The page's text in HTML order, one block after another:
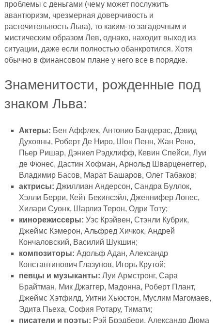
проблемы с деньгами (чему может послужить
авантюризм, чрезмерная доверчивость и
расточительность Льва), то каким-то загадочным и
мистическим образом Лев, однако, находит выход из
ситуации, даже если полностью обанкротился. Хотя
обычно в финансовом плане у него все в порядке.
Знаменитости, рожденные под
знаком Льва:
Актеры: Бен Аффлек, Антонио Бандерас, Дэвид
Духовны, Роберт Де Ниро, Шон Пенн, Жан Рено,
Пьер Ришар, Дэниел Рэдклифф, Кевин Спейси, Луи
де Фюнес, Дастин Хофман, Арнольд Шварценеггер,
Владимир Басов, Марат Башаров, Олег Табаков;
актрисы:Джиллиан Андерсон, Сандра Буллок,
Хэлли Берри, Кейт Бекинсэйл, Дженнифер Лопес,
Хилари Суонк, Шарлиз Терон, Одри Тоту;
кинорежиссеры:Уэс Крэйвен, Стэнли Кубрик,
Джеймс Кэмерон, Альфред Хичкок, Андрей
Кончаловский, Василий Шукшин;
композиторы:Адольф Адан, Александр
Константинович Глазунов, Игорь Крутой;
певцы и музыканты:Луи Армстронг, Сара
Брайтман, Мик Джаггер, Мадонна, Роберт Плант,
Джеймс Хэтфилд, Уитни Хьюстон, Муслим Магомаев,
Эдита Пьеха, София Ротару, Тимати;
писатели и поэты: Рэй Брэдбери, Александр Дюма